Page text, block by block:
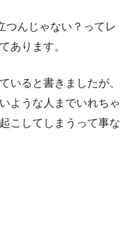
つんじゃない？ってレ
あります。
いると書きましたが、
ような人までいれちゃ
こしてしまうって事な